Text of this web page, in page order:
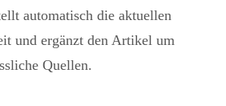
automatisch die aktuellen
und ergänzt den Artikel um
Quellen.